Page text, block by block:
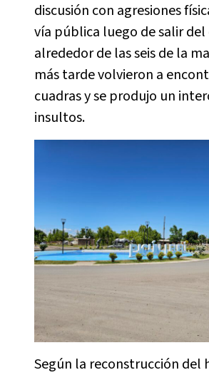
discusión con agresiones
vía pública luego de salir
alrededor de las seis de la
más tarde volvieron a
cuadras y se produjo un
insultos.
Según la reconstrucción del